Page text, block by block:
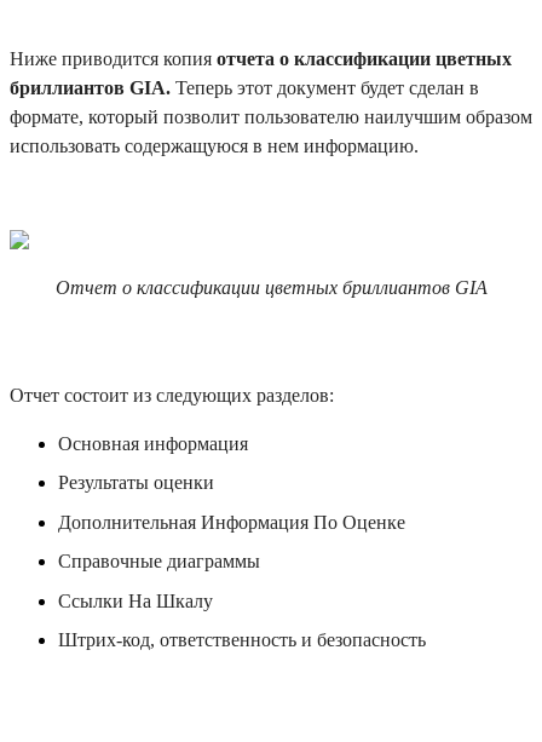
Ниже приводится копия отчета о классификации цветных
бриллиантов GIA. Теперь этот документ будет сделан в
формате, который позволит пользователю наилучшим образом
использовать содержащуюся в нем информацию.
Отчет о классификации цветных бриллиантов GIA
Отчет состоит из следующих разделов:
Основная информация
Результаты оценки
Дополнительная Информация По Оценке
Справочные диаграммы
Ссылки На Шкалу
Штрих-код, ответственность и безопасность